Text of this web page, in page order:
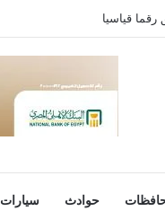
رقما قياسيا
حوادث سيارات